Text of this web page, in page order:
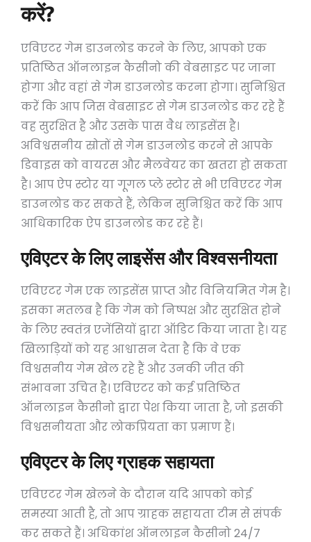
करें?
एविएटर गेम डाउनलोड करने के लिए, आपको एक
प्रतिष्ठित ऑनलाइन कैसीनो की वेबसाइट पर जाना
होगा और वहां से गेम डाउनलोड करना होगा। सुनिश्चित
करें कि आप जिस वेबसाइट से गेम डाउनलोड कर रहे हैं
वह सुरक्षित है और उसके पास वैध लाइसेंस है।
अविश्वसनीय स्रोतों से गेम डाउनलोड करने से आपके
डिवाइस को वायरस और मैलवेयर का खतरा हो सकता
है। आप ऐप स्टोर या गूगल प्ले स्टोर से भी एविएटर गेम
डाउनलोड कर सकते हैं, लेकिन सुनिश्चित करें कि आप
आधिकारिक ऐप डाउनलोड कर रहे हैं।
एविएटर के लिए लाइसेंस और विश्वसनीयता
एविएटर गेम एक लाइसेंस प्राप्त और विनियमित गेम है।
इसका मतलब है कि गेम को निष्पक्ष और सुरक्षित होने
के लिए स्वतंत्र एजेंसियों द्वारा ऑडिट किया जाता है। यह
खिलाड़ियों को यह आश्वासन देता है कि वे एक
विश्वसनीय गेम खेल रहे हैं और उनकी जीत की
संभावना उचित है। एविएटर को कई प्रतिष्ठित
ऑनलाइन कैसीनो द्वारा पेश किया जाता है, जो इसकी
विश्वसनीयता और लोकप्रियता का प्रमाण हैं।
एविएटर के लिए ग्राहक सहायता
एविएटर गेम खेलने के दौरान यदि आपको कोई
समस्या आती है, तो आप ग्राहक सहायता टीम से संपर्क
कर सकते हैं। अधिकांश ऑनलाइन कैसीनो 24/7